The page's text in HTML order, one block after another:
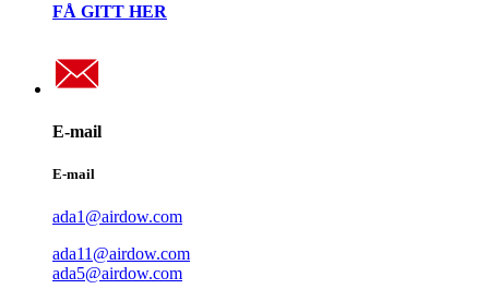
FÅ GITT HER
E-mail
E-mail
ada1@airdow.com
ada11@airdow.com
ada5@airdow.com